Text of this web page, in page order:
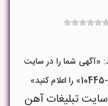
«آگهی شما را در سایت
تبلیغات آهن